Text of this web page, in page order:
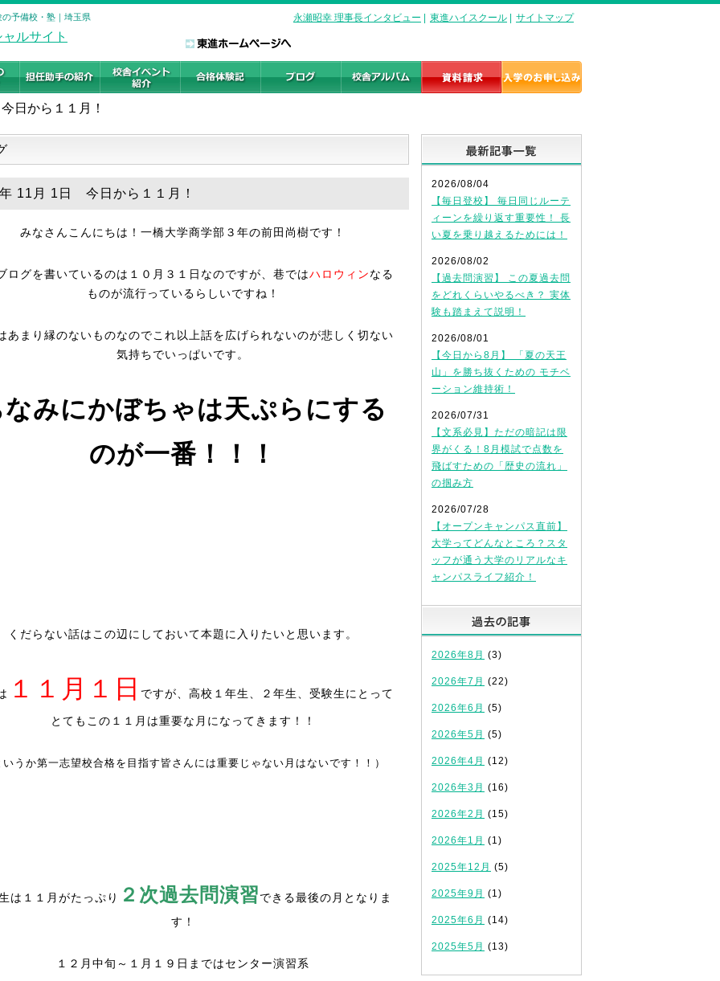
予備校・塾｜埼玉県 永瀬昭幸 理事長インタビュー 東進ハイスクール サイトマップ
今日から１１月！
11月 1日 今日から１１月！
みなさんこんにちは！一橋大学商学部３年の前田尚樹です！
ログを書いているのは１０月３１日なのですが、巷ではハロウィンなる
ものが流行っているらしいですね！
あまり縁のないものなのでこれ以上話を広げられないのが悲しく切ない
気持ちでいっぱいです。
みにかぼちゃは天ぷらにする
のが一番！！！
くだらない話はこの辺にしておいて本題に入りたいと思います。
１１月１日 ですが、高校１年生、２年生、受験生にとって
とてもこの１１月は重要な月になってきます！！
いうか第一志望校合格を目指す皆さんには重要じゃない月はないです！！）
は１１月がたっぷり ２次過去問演習できる最後の月となりま
す！
１２月中旬～１月１９日まではセンター演習系
2026/08/04
【毎日登校】 毎日同じルーテ
ィーンを繰り返す重要性！ 長
い夏を乗り越えるためには！
2026/08/02
【過去問演習】 この夏過去問
をどれくらいやるべき？ 実体
験も踏まえて説明！
2026/08/01
【今日から8月】 「夏の天王
山」を勝ち抜くための モチベ
ーション維持術！
2026/07/31
【文系必見】ただの暗記は限
界がくる！8月模試で点数を
飛ばすための「歴史の流れ」
の掴み方
2026/07/28
【オープンキャンパス直前】
大学ってどんなところ？スタ
ッフが通う大学のリアルなキ
ャンパスライフ紹介！
2026年8月 (3)
2026年7月 (22)
2026年6月 (5)
2026年5月 (5)
2026年4月 (12)
2026年3月 (16)
2026年2月 (15)
2026年1月 (1)
2025年12月 (5)
2025年9月 (1)
2025年6月 (14)
2025年5月 (13)